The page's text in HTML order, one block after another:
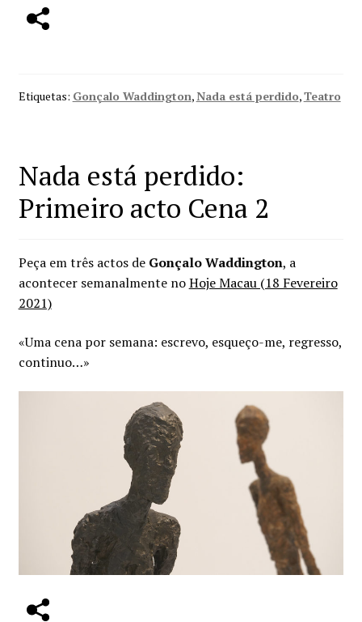
Etiquetas: Gonçalo Waddington, Nada está perdido,Teatro
Nada está perdido:
Primeiro acto Cena 2
Peça em três actos de Gonçalo Waddington, a
acontecer semanalmente noHoje Macau (18 Fevereiro
2021)
«Uma cena por semana: escrevo, esqueço-me, regresso,
continuo…»